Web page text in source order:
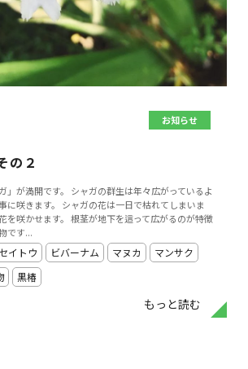
お知らせ
の２
」が満開です。 シャガの群生は年々広がっているよ
に咲きます。 シャガの花は一日で枯れてしまいま
を咲かせます。 根茎が地下を這って広がるのが特徴
です...
もっと読む
イトウ ビバーナム マヌカ
マンサク
黒椿